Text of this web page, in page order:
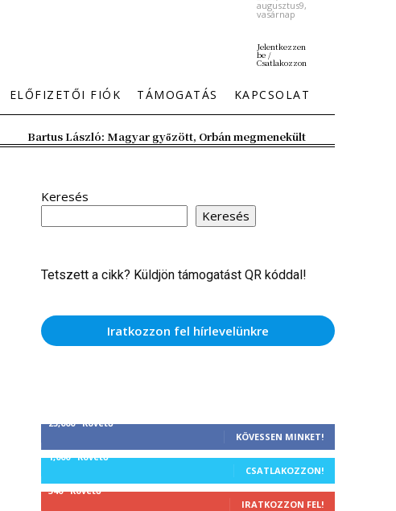
augusztus9,
vasárnap
Jelentkezzen
be /
Csatlakozzon
ELŐFIZETŐI FIÓK TÁMOGATÁS KAPCSOLAT
Bartus László: Magyar győzött, Orbán megmenekült
Keresés
Keresés
Tetszett a cikk? Küldjön támogatást QR kóddal!
Iratkozzon fel hírlevelünkre
25,000 Követő
KÖVESSEN MINKET!
1,000 Követő
CSATLAKOZZON!
340 Követő
IRATKOZZON FEL!